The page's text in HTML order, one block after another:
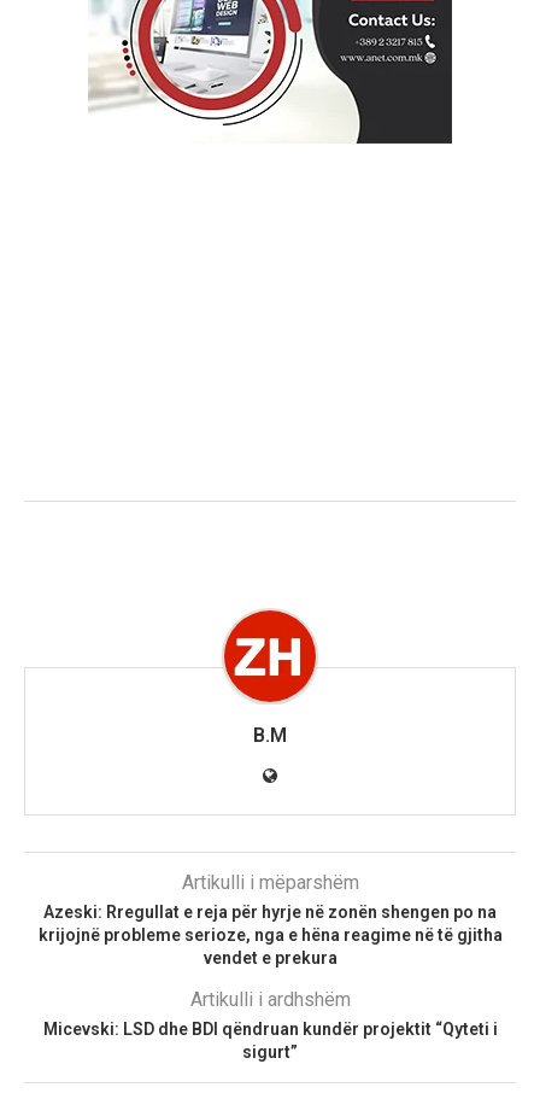
B.M
Artikulli i mëparshëm
Azeski: Rregullat e reja për hyrje në zonën shengen po na
krijojnë probleme serioze, nga e hëna reagime në të gjitha
vendet e prekura
Artikulli i ardhshëm
Micevski: LSD dhe BDI qëndruan kundër projektit “Qyteti i
sigurt”